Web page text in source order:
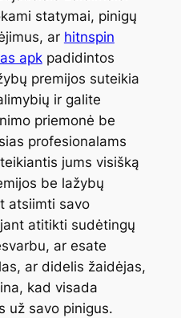
statymai, pinigų
ar hitnspin
apkpadidintos
premijos suteikia
ir galite
priemonė be
profesionalams
jums visišką
be lažybų
atsiimti savo
atitikti sudėtingų
ar esate
ar didelis žaidėjas,
kad visada
už savo pinigus.